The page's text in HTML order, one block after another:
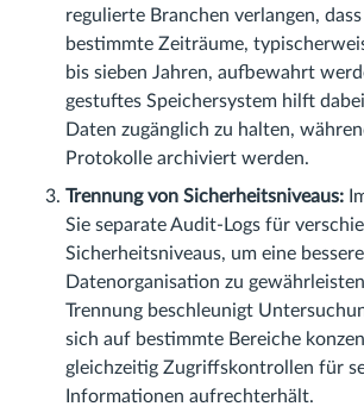
regulierte Branchen verlangen,
bestimmte Zeiträume,
bis sieben Jahren, aufbewahrt
gestuftes Speichersystem hilft
Daten zugänglich zu halten,
Protokolle archiviert werden.
Trennung von Sicherheitsniveaus:
Sie separate Audit-Logs für
Sicherheitsniveaus, um eine bessere
Datenorganisation zu
Trennung beschleunigt
sich auf bestimmte Bereiche
gleichzeitig Zugriffskontrollen für
Informationen aufrechterhält.